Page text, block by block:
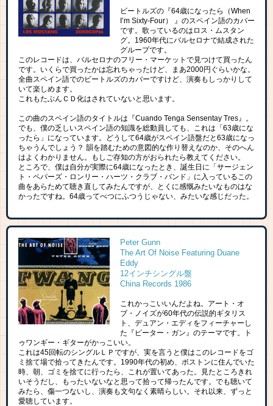
ビートルズの『64歳になったら（When
I’m Sixty-Four） 』のスペイン語のカバー
です。歌っているのはロス・ムスタン
グ。1960年代にバルセロナで結成された
グループです。
このレコードは、バルセロナのフリー・マーケットで見つけて買ったん
です。いくらで買ったかは忘れちゃったけど、まあ2000円ぐらいかな。
全曲スペイン語でのビートルズのカバーですけど、演奏もしっかりして
いて楽しめます。
これもたぶんＣＤ化はされていないと思います。
この曲のスペイン語のタイトルは『Cuando Tenga Sensentay Tres』。
でも、僕の乏しいスペイン語の知識を総動員しても、これは「63歳にな
ったら」になっています。どうして64歳がスペイン語盤だと63歳になっ
ちゃうんでしょう？ 韻を踏むための意図的な作り替えなのか、そのへん
はよくわかりません。もしご存知の方がおられたら教えてください。
ところで、僕は自分が実際に64歳になったとき、誕生日に「サージェン
ト・ペパーズ・ロンリー・ハーツ・クラブ・バンド」に入っているこの
曲をあらためて聴き直してみたんですが、とくに感慨みたいなものはな
かったですね。64歳ってべつにふつうじゃない、みたいな感じだった。
Peter Gunn
The Art Of Noise Featuring Duane
Eddy
12インチシングル盤
China Records 1986
これかっこいいんだよね。アート・オ
ブ・ノイズが60年代の伝説的ギタリス
ト、デュアン・エディをフィーチャーし
た『ピーター・ガン』のテーマです。ト
ゥワンギー・ギターがかっこいい。
これは45回転のシングルＬＰですが、実を言うと僕はこのレコードをゴ
ミ捨て場で拾ってきたんです。1990年代の初め、ボストンに住んでいた
時、朝、ゴミを捨てに行ったら、これが置いてあった。見たところきれ
いそうだし、もったいないなと思って拾って帰ったんです。でも聴いて
みたら、傷一つないし、演奏も文句なく素晴らしい。それ以来、ずっと
愛聴しています。